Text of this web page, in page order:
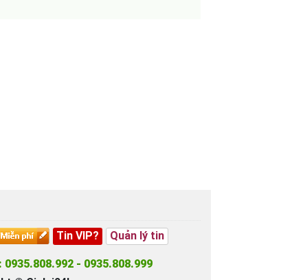
Tin VIP? Quản lý tin
- 0935.808.999